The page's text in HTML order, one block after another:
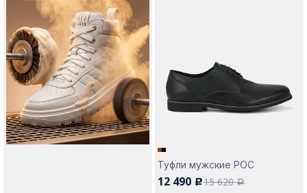
Туфли мужские РОС
12 490 c15 620a